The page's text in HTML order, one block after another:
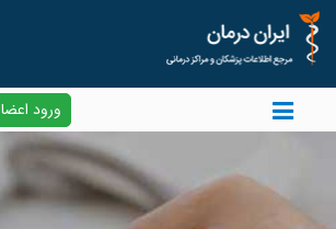
ورود اعضا